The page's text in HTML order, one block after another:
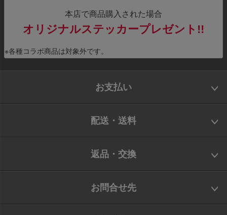
本店で商品購入された場合
オリジナルステッカープレゼント!!
※各種コラボ商品は対象外です。
お支払い
配送・送料
返品・交換
お問合せ先